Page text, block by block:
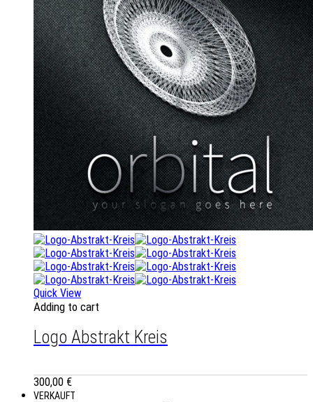
Quick View
Adding to cart
Logo Abstrakt Kreis
300,00 €
VERKAUFT